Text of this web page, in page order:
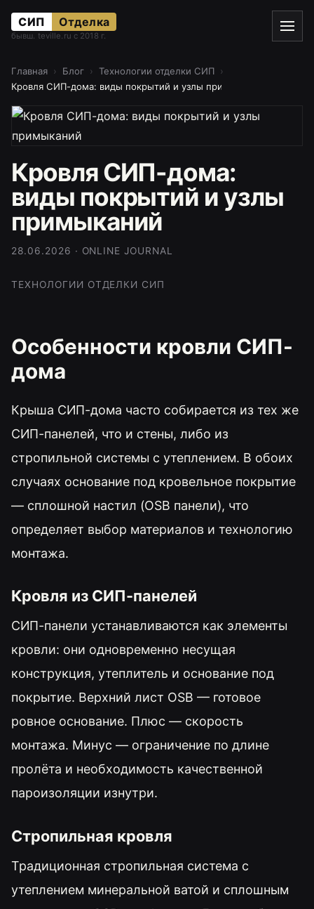
СИП Отделка
бывш. teville.ru с 2018 г.
Главная Блог
Технологии отделки СИП
Кровля СИП-дома: виды покрытий и узлы примыканий
Кровля СИП-дома:
виды покрытий и узлы
примыканий
28.06.2026 · ONLINE JOURNAL
ТЕХНОЛОГИИ ОТДЕЛКИ СИП
Особенности кровли СИП-
дома
Крыша СИП-дома часто собирается из тех же
СИП-панелей, что и стены, либо из
стропильной системы с утеплением. В обоих
случаях основание под кровельное покрытие
— сплошной настил (OSB панели), что
определяет выбор материалов и технологию
монтажа.
Кровля из СИП-панелей
СИП-панели устанавливаются как элементы
кровли: они одновременно несущая
конструкция, утеплитель и основание под
покрытие. Верхний лист OSB — готовое
ровное основание. Плюс — скорость
монтажа. Минус — ограничение по длине
пролёта и необходимость качественной
пароизоляции изнутри.
Стропильная кровля
Традиционная стропильная система с
утеплением минеральной ватой и сплошным